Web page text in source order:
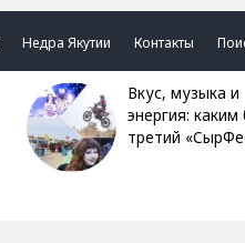
Недра Якутии Контакты
Вкус, музыка и
энергия: каким
третий